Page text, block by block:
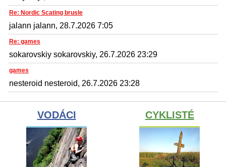
Re: Nordic Scating brusle
jalann jalann, 28.7.2026 7:05
Re: games
sokarovskiy sokarovskiy, 26.7.2026 23:29
games
nesteroid nesteroid, 26.7.2026 23:28
VODÁCI CYKLISTÉ